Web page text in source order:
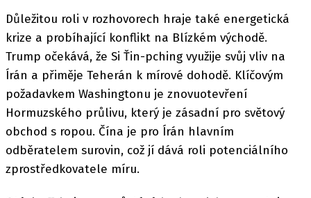
Důležitou roli v rozhovorech hraje také energetická
krize a probíhající konflikt na Blízkém východě.
Trump očekává, že Si Ťin-pching využije svůj vliv na
Írán a přiměje Teherán k mírové dohodě. Klíčovým
požadavkem Washingtonu je znovuotevření
Hormuzského průlivu, který je zásadní pro světový
obchod s ropou. Čína je pro Írán hlavním
odběratelem surovin, což jí dává roli potenciálního
zprostředkovatele míru.